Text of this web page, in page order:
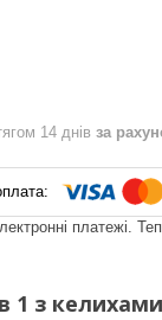
14 днів за
платежі.
1 з